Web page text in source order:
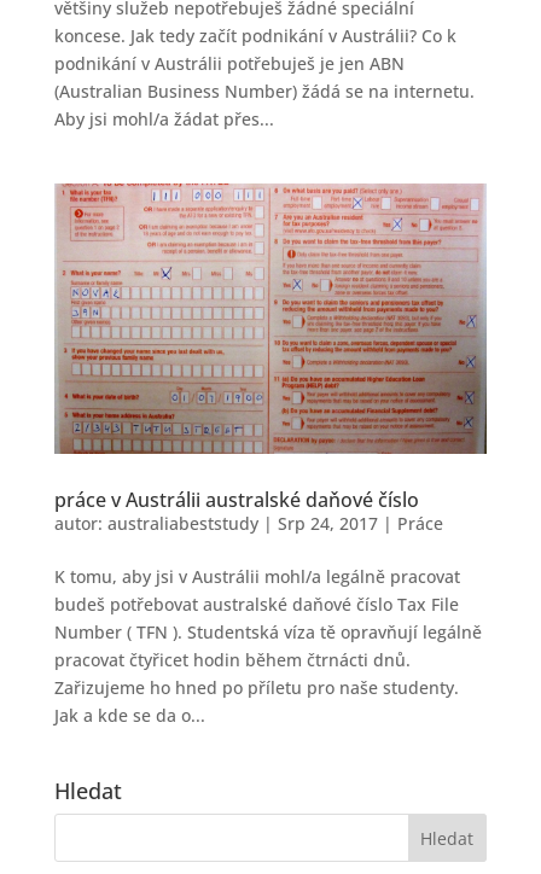
většiny služeb nepotřebuješ žádné speciální
koncese. Jak tedy začít podnikání v Austrálii? Co k
podnikání v Austrálii potřebuješ je jen ABN
(Australian Business Number) žádá se na internetu.
Aby jsi mohl/a žádat přes...
práce v Austrálii australské daňové číslo
autor: australiabeststudy| Srp 24, 2017| Práce
K tomu, aby jsi v Austrálii mohl/a legálně pracovat
budeš potřebovat australské daňové číslo Tax File
Number ( TFN ). Studentská víza tě opravňují legálně
pracovat čtyřicet hodin během čtrnácti dnů.
Zařizujeme ho hned po příletu pro naše studenty.
Jak a kde se da o...
Hledat